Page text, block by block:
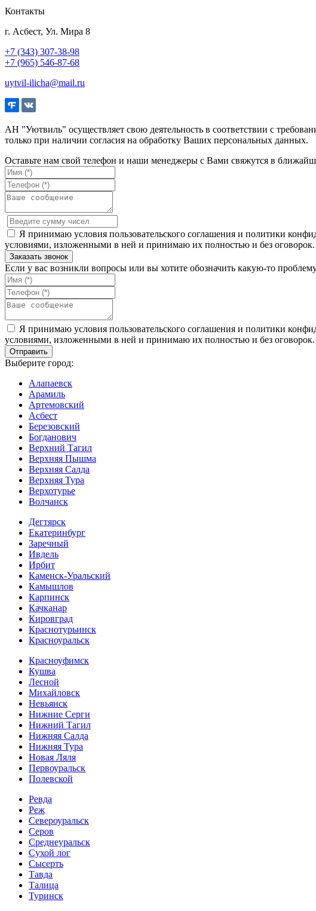
Контакты
г. Асбест, Ул. Мира 8
+7 (343) 307-38-98
+7 (965) 546-87-68
uytvil-ilicha@mail.ru
АН "Уютвиль" осуществляет свою деятельность в соответствии с
только при наличии согласия на обработку Ваших персональных данных.
Оставьте нам свой телефон и наши менеджеры с Вами свяжутся в
Я принимаю условия пользовательского соглашения и политики
условиями, изложенными в ней и принимаю их полностью и без оговорок.
Если у вас возникли вопросы или вы хотите обозначить какую-то
Я принимаю условия пользовательского соглашения и политики
условиями, изложенными в ней и принимаю их полностью и без оговорок.
Выберите город:
Алапаевск
Арамиль
Артемовский
Асбест
Березовский
Богданович
Верхний Тагил
Верхняя Пышма
Верхняя Салда
Верхняя Тура
Верхотурье
Волчанск
Дегтярск
Екатеринбург
Заречный
Ивдель
Ирбит
Каменск-Уральский
Камышлов
Карпинск
Качканар
Кировград
Краснотурьинск
Красноуральск
Красноуфимск
Кушва
Лесной
Михайловск
Невьянск
Нижние Серги
Нижний Тагил
Нижняя Салда
Нижняя Тура
Новая Ляля
Первоуральск
Полевской
Ревда
Реж
Североуральск
Серов
Среднеуральск
Сухой лог
Сысерть
Тавда
Талица
Туринск